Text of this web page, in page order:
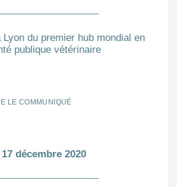
Lyon du premier hub mondial en
publique vétérinaire
LE COMMUNIQUÉ
17 décembre 2020